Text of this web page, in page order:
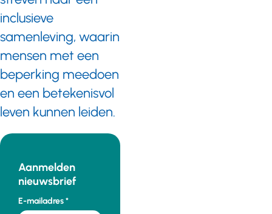
inclusieve
samenleving, waarin
mensen met een
beperking meedoen
en een betekenisvol
leven kunnen leiden.
Aanmelden
nieuwsbrief
E-mailadres